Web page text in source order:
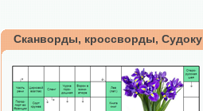
Сканворды, кроссворды, Судоку